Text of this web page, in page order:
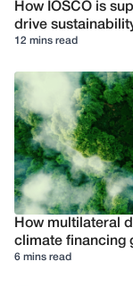
How IOSCO is
drive
12 mins read
How multilateral
climate financing
6 mins read